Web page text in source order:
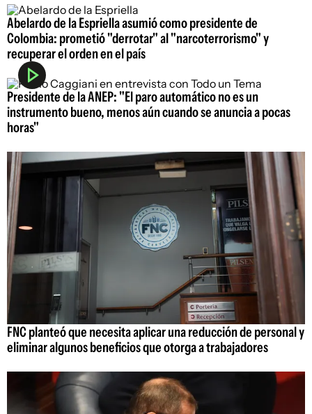
Abelardo de la Espriella asumió como presidente de
Colombia: prometió "derrotar" al "narcoterrorismo" y
recuperar el orden en el país
Presidente de la ANEP: "El paro automático no es un
instrumento bueno, menos aún cuando se anuncia a pocas
horas"
FNC planteó que necesita aplicar una reducción de personal y
eliminar algunos beneficios que otorga a trabajadores